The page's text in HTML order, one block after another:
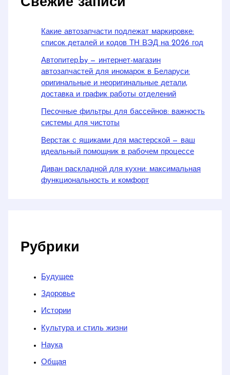
Какие автозапчасти подлежат маркировке:
список деталей и кодов ТН ВЭД на 2026 год
Автопитер.by — интернет-магазин
автозапчастей для иномарок в Беларуси:
оригинальные и неоригинальные детали,
доставка и график работы отделений
Песочные фильтры для бассейнов: важность
системы для чистоты
Верстак с ящиками для мастерской — ваш
идеальный помощник в рабочем процессе
Диван раскладной для кухни: максимальная
функциональность и комфорт
Рубрики
Будущее
Здоровье
Истории
Культура и стиль жизни
Наука
Общая